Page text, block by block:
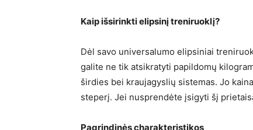
Kaip išsirinkti elipsinį treniruoklį?
Dėl savo universalumo elipsiniai
galite ne tik atsikratyti papildomų
širdies bei kraujagyslių sistemas. Jo
steperį. Jei nusprendėte įsigyti šį
Pagrindinės charakteristikos